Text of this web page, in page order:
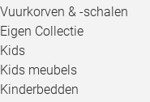
Vuurkorven & -schalen
Eigen Collectie
Kids
Kids meubels
Kinderbedden